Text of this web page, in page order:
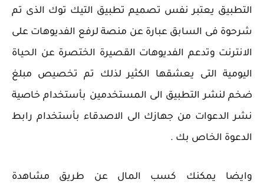
التطبيق يعتبر نفس تصميم تطبيق التيك توك الذى تم
شرحوة فى السابق عبارة عن منصة لرفع الفديوهات على
الانترنت وتدعم الفديوهات القصيرة الختصرة عن الحياة
اليومية التى يعشقها الكثير لذلك تم تخصيص مبلغ
ضخم لنشر التطبيق الى المستخدمين بأستخدام خاصية
نشر الدعوات من جهازك الى الاصدقاء بأستخدام رابط
الدعوة الخاص بك .
وايضا يمكنك كسب المال عن طريق مشاهدة